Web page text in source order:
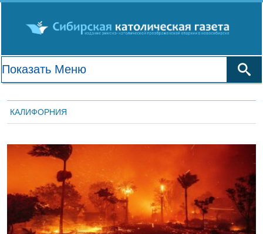
КАЛИФОРНИЯ
ЛЕНТА НОВОСТЕЙ